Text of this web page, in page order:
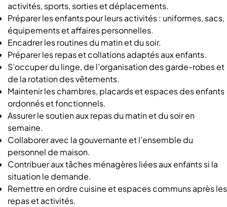
activités, sports, sorties et déplacements.
Préparer les enfants pour leurs activités : uniformes, sacs,
équipements et affaires personnelles.
Encadrer les routines du matin et du soir.
Préparer les repas et collations adaptés aux enfants.
S’occuper du linge, de l’organisation des garde-robes et
de la rotation des vêtements.
Maintenir les chambres, placards et espaces des enfants
ordonnés et fonctionnels.
Assurer le soutien aux repas du matin et du soir en
semaine.
Collaborer avec la gouvernante et l’ensemble du
personnel de maison.
Contribuer aux tâches ménagères liées aux enfants si la
situation le demande.
Remettre en ordre cuisine et espaces communs après les
repas et activités.